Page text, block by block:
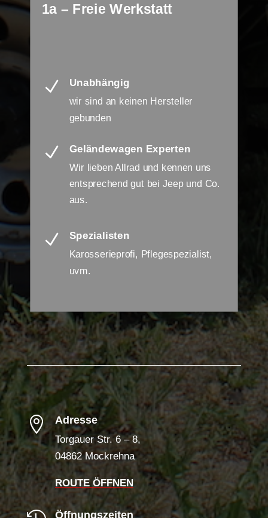
1a – Freie Werkstatt
N Unabhängig
wir sind an keinen Hersteller
gebunden
N Geländewagen Experten
Wir lieben Allrad und kennen uns
entsprechend gut bei Jeep und Co.
aus.
N Spezialisten
Karosserieprofi, Pflegespezialist,
uvm.
 Adresse
Torgauer Str. 6 – 8,
04862 Mockrehna
ROUTE ÖFFNEN
Öffnungszeiten